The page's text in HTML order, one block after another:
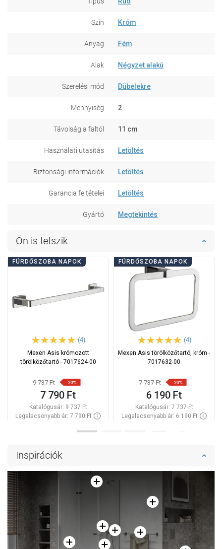
Szín Króm
Anyag Fém
Alak Négyzet alakú
Szerelési mód Dübelekre
Mennyiség 2
Távolság a faltól 11 cm
Használati utasítás Letöltés
Biztonsági információk Letöltés
Garancia feltételei Letöltés
Gyártó Megtekintés
Ön is tetszik
FÜRDŐSZOBA NAPOK
(4)
Mexen Asis krómozott
törölközőtartó - 7017624-00
9 737 Ft -20%
7 790 Ft
Katalógusár: 9 737 Ft
Legalacsonyabb ár: 7 790 Ft
Hasonlítsa
FÜRDŐSZOBA NAPOK
(4)
Mexen Asis törölközőtartó, króm -
7017632-00
7 737 Ft -20%
6 190 Ft
Katalógusár: 7 737 Ft
Legalacsonyabb ár: 6 190 Ft
Inspirációk